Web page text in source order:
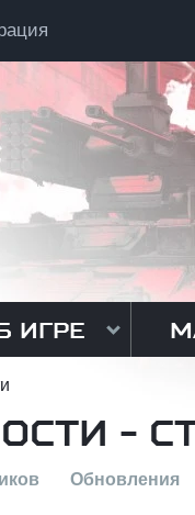
ИГРЕ
-
Обновления